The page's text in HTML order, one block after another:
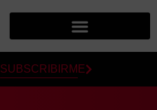
SUBSCRIBIRME